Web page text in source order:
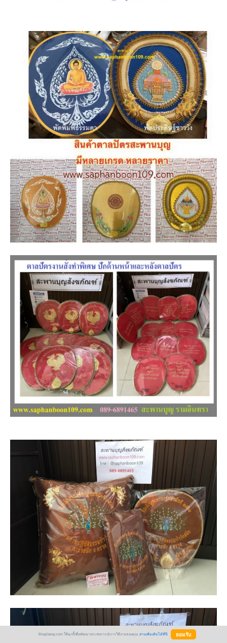
BlogGang.com ใช้คุกกี้เพื่อพัฒนาประสบการณ์การใช้งานของคุณ อ่านเพิ่มเติมได้ที่นี่